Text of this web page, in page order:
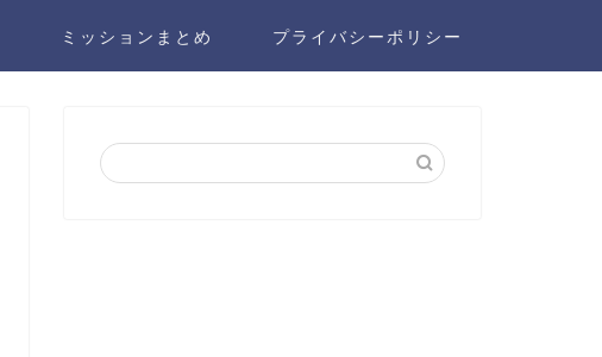
ミッションまとめ プライバシーポリシー